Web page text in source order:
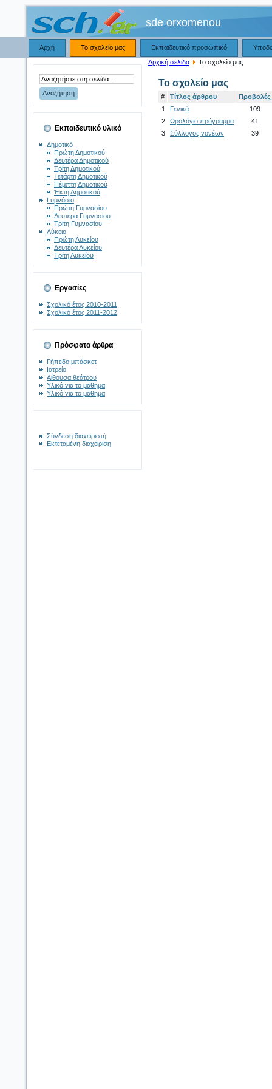
sde orxomenou
Αρχή Το σχολείο μας Εκπαιδευτικό προσωπικό
Εκπαιδευτικό υλικό
Δημοτικό
Πρώτη Δημοτικού
Δευτέρα Δημοτικού
Τρίτη Δημοτικού
Τετάρτη Δημοτικού
Πέμπτη Δημοτικού
Έκτη Δημοτικού
Γυμνάσιο
Πρώτη Γυμνασίου
Δευτέρα Γυμνασίου
Τρίτη Γυμνασίου
Λύκειο
Πρώτη Λυκείου
Δευτέρα Λυκείου
Τρίτη Λυκείου
Εργασίες
Σχολικό έτος 2010-2011
Σχολικό έτος 2011-2012
Πρόσφατα άρθρα
Γήπεδο μπάσκετ
Ιατρείο
Αίθουσα θεάτρου
Υλικό για το μάθημα
Υλικό για το μάθημα
Σύνδεση διαχειριστή
Εκτεταμένη διαχείριση
Αρχική σελίδα Το σχολείο μας
Το σχολείο μας
# Τίτλος άρθρου
Προβολές
1
Γενικά
109
2
Ωρολόγιο πρόγραμμα
41
3
Σύλλογος γονέων 39